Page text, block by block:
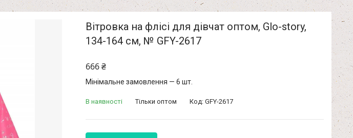
Вітровка на флісі для дівчат оптом, Glo-story,
134-164 см, № GFY-2617
666 ₴
Мінімальне замовлення — 6 шт.
В наявності Тільки оптом Код: GFY-2617